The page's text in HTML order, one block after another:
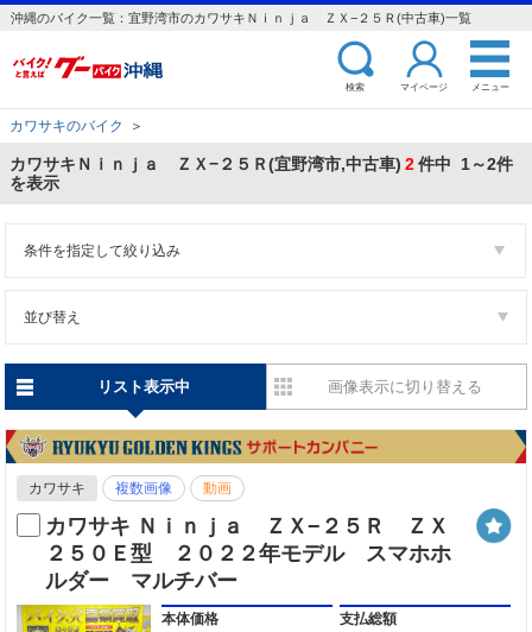
沖縄のバイク一覧：宜野湾市のカワサキＮｉｎｊａ ＺＸ−２５Ｒ(中古車)一覧
検索 マイページ メニュー
カワサキのバイク ＞
カワサキＮｉｎｊａ ＺＸ−２５Ｒ(宜野湾市,中古車) 2件中 1～2件
を表示
条件を指定して絞り込み
並び替え
リスト表示中 画像表示に切り替える
カワサキ 複数画像 動画
カワサキ Ｎｉｎｊａ ＺＸ−２５Ｒ ＺＸ
２５０Ｅ型 ２０２２年モデル スマホホ
ルダー マルチバー
本体価格 支払総額